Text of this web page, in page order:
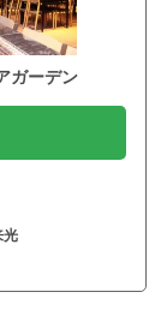
ガーデン
光